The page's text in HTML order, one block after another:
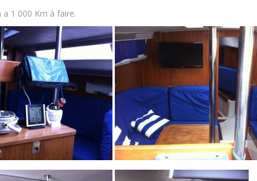
1 000 Km à faire.